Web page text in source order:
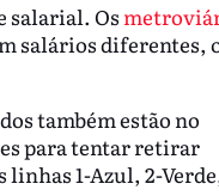
salarial. Os
salários diferentes,
também estão no
para tentar retirar
1-Azul, 2-